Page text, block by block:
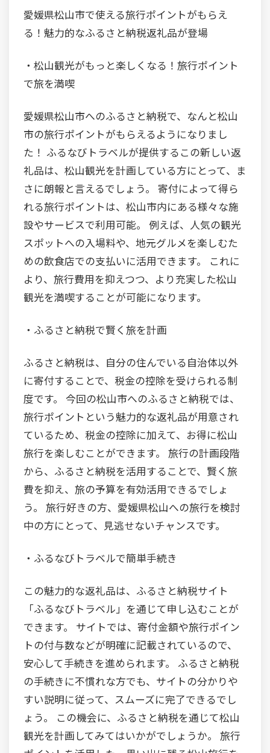
愛媛県松山市で使える旅行ポイントがもらえ
る！魅力的なふるさと納税返礼品が登場
・松山観光がもっと楽しくなる！旅行ポイント
で旅を満喫
愛媛県松山市へのふるさと納税で、なんと松山
市の旅行ポイントがもらえるようになりまし
た！ ふるなびトラベルが提供するこの新しい返
礼品は、松山観光を計画している方にとって、ま
さに朗報と言えるでしょう。 寄付によって得ら
れる旅行ポイントは、松山市内にある様々な施
設やサービスで利用可能。 例えば、人気の観光
スポットへの入場料や、地元グルメを楽しむた
めの飲食店での支払いに活用できます。 これに
より、旅行費用を抑えつつ、より充実した松山
観光を満喫することが可能になります。
・ふるさと納税で賢く旅を計画
ふるさと納税は、自分の住んでいる自治体以外
に寄付することで、税金の控除を受けられる制
度です。 今回の松山市へのふるさと納税では、
旅行ポイントという魅力的な返礼品が用意され
ているため、税金の控除に加えて、お得に松山
旅行を楽しむことができます。 旅行の計画段階
から、ふるさと納税を活用することで、賢く旅
費を抑え、旅の予算を有効活用できるでしょ
う。 旅行好きの方、愛媛県松山への旅行を検討
中の方にとって、見逃せないチャンスです。
・ふるなびトラベルで簡単手続き
この魅力的な返礼品は、ふるさと納税サイト
「ふるなびトラベル」を通じて申し込むことが
できます。 サイトでは、寄付金額や旅行ポイン
トの付与数などが明確に記載されているので、
安心して手続きを進められます。 ふるさと納税
の手続きに不慣れな方でも、サイトの分かりや
すい説明に従って、スムーズに完了できるでし
ょう。 この機会に、ふるさと納税を通じて松山
観光を計画してみてはいかがでしょうか。 旅行